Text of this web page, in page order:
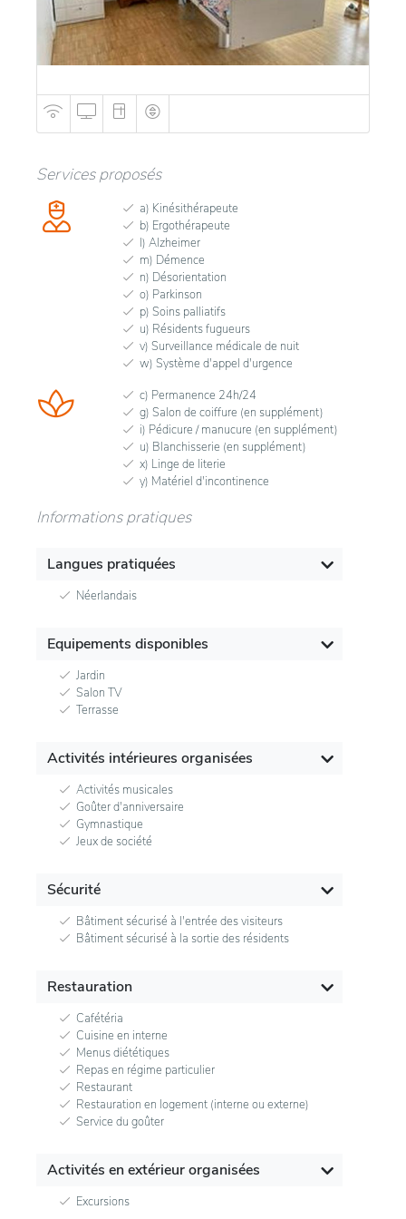
Services proposés
a) Kinésithérapeute
b) Ergothérapeute
l) Alzheimer
m) Démence
n) Désorientation
o) Parkinson
p) Soins palliatifs
u) Résidents fugueurs
v) Surveillance médicale de nuit
w) Système d'appel d'urgence
c) Permanence 24h/24
g) Salon de coiffure (en supplément)
i) Pédicure / manucure (en supplément)
u) Blanchisserie (en supplément)
x) Linge de literie
y) Matériel d'incontinence
Informations pratiques
Langues pratiquées
Néerlandais
Equipements disponibles
Jardin
Salon TV
Terrasse
Activités intérieures organisées
Activités musicales
Goûter d'anniversaire
Gymnastique
Jeux de société
Sécurité
Bâtiment sécurisé à l'entrée des visiteurs
Bâtiment sécurisé à la sortie des résidents
Restauration
Cafétéria
Cuisine en interne
Menus diététiques
Repas en régime particulier
Restaurant
Restauration en logement (interne ou externe)
Service du goûter
Activités en extérieur organisées
Excursions